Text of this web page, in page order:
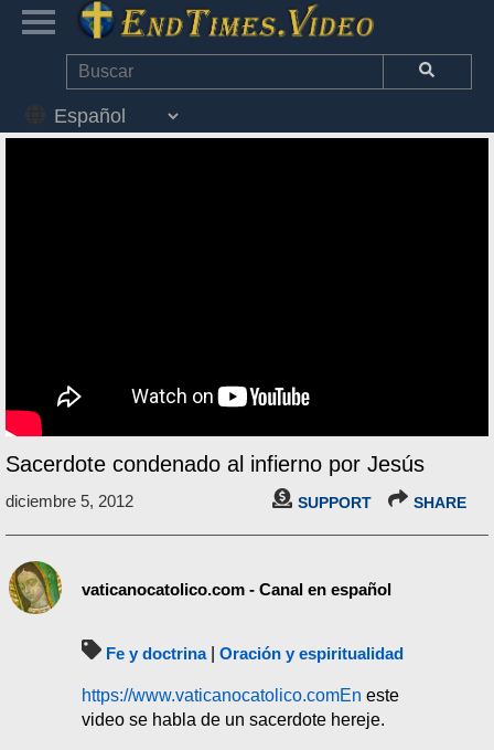
Sacerdote condenado al infierno por Jesús
diciembre 5, 2012 SUPPORT SHARE
vaticanocatolico.com - Canal en español
Fe y doctrina| Oración y espiritualidad
https://www.vaticanocatolico.comEn este
video se habla de un sacerdote hereje.